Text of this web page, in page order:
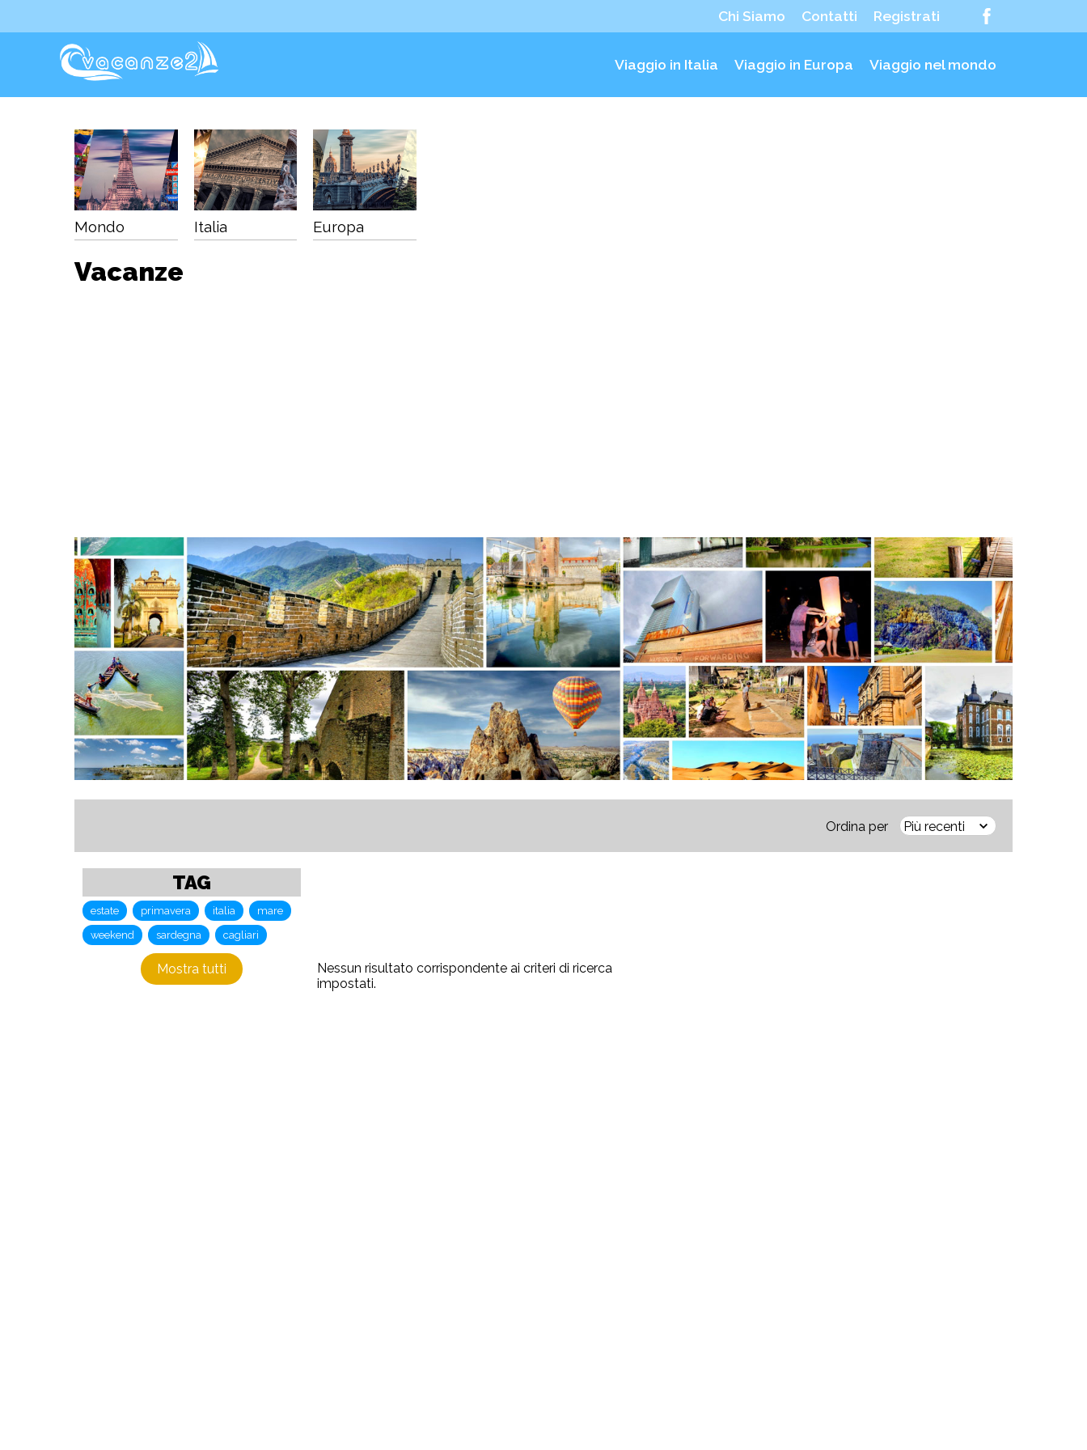
Chi Siamo Contatti Registrati
Viaggio in Italia Viaggio in Europa Viaggio nel mondo
Mondo Italia Europa
Vacanze
Ordina per
TAG
estate primavera italia
mare
weekend
sardegna cagliari
Mostra tutti
Nessun risultato corrispondente ai criteri di ricerca
impostati.